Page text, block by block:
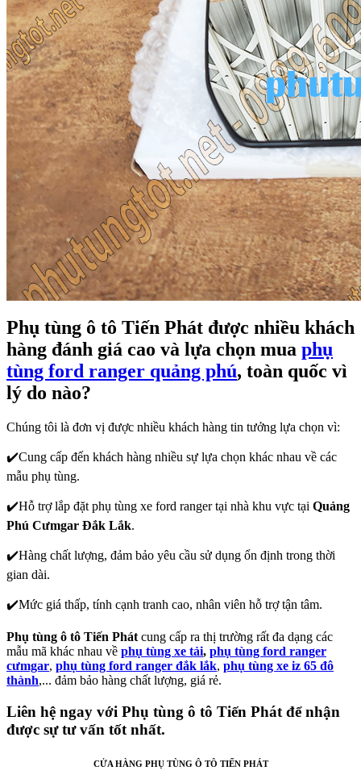
Phụ tùng ô tô Tiến Phát được nhiều khách
hàng đánh giá cao và lựa chọn mua phụ
tùng ford ranger quảng phú, toàn quốc vì
lý do nào?
Chúng tôi là đơn vị được nhiều khách hàng tin tưởng lựa chọn vì:
✔️Cung cấp đến khách hàng nhiều sự lựa chọn khác nhau về các
mẫu phụ tùng.
✔️Hỗ trợ lắp đặt phụ tùng xe ford ranger tại nhà khu vực tại Quảng
Phú Cưmgar Đắk Lắk.
✔️Hàng chất lượng, đảm bảo yêu cầu sử dụng ổn định trong thời
gian dài.
✔️Mức giá thấp, tính cạnh tranh cao, nhân viên hỗ trợ tận tâm.
Phụ tùng ô tô Tiến Phát cung cấp ra thị trường rất đa dạng các
mẫu mã khác nhau về phụ tùng xe tải, phụ tùng ford ranger
cưmgar, phụ tùng ford ranger đắk lắk, phụ tùng xe iz 65 đô
thành,... đảm bảo hàng chất lượng, giá rẻ.
Liên hệ ngay với Phụ tùng ô tô Tiến Phát để nhận
được sự tư vấn tốt nhất.
CỬA HÀNG PHỤ TÙNG Ô TÔ TIẾN PHÁT